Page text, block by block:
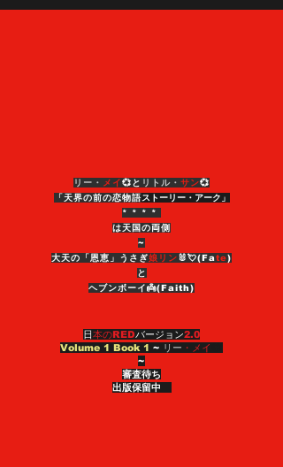
リー・ メイ💞と リトル・ サン💞
「天界の前の恋物語ストーリー・アーク」
* * * *
は天国の両側
~
大天の「恩恵」うさぎ娘リン 🐰💘(Fate)
と
ヘブンボーイ👼(Faith)
日本のREDバージョン2.0
Volume 1 Book 1~ リー ・メイ
~
審査待ち
出版保留中